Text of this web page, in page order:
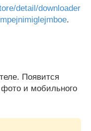
detail/downloader
.
Появится
и мобильного